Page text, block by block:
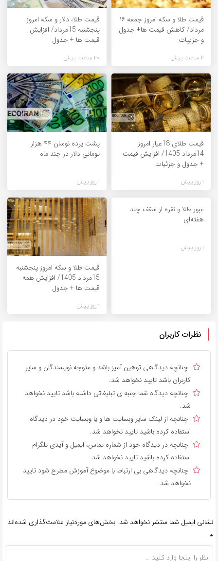
قیمت طلا و سکه امروز جمعه ۱۶
مرداد/ کاهش قیمت ها+ جدول
و جزییات
2 ساعت پیش
قیمت طلا، دلار و سکه امروز
پنجشنبه 15مرداد/ افزایش
قیمت ها + جدول
20 ساعت پیش
قیمت طلای 18عیار امروز
14مرداد 1405/ افزایش قیمت
+ جدول و جزئیات
1 روز پیش
پشت پرده نوسان ۴۴ هزار
تومانی دلار در چند ماه
1 روز پیش
عبور طلا و نقره از سقف چند
هفته‌ای
1 روز پیش
قیمت طلا و سکه امروز پنجشنبه
15مرداد 1405/ افزایش همه
قیمت ها + جدول
1 روز پیش
نظرات کاربران
چنانچه دیدگاهی توهین آمیز باشد و متوجه نویسندگان و سایر
کاربران باشد تایید نخواهد شد.
چنانچه دیدگاه شما جنبه ی تبلیغاتی داشته باشد تایید نخواهد
شد.
چنانچه از لینک سایر وبسایت ها و یا وبسایت خود در دیدگاه
استفاده کرده باشید تایید نخواهد شد.
چنانچه در دیدگاه خود از شماره تماس، ایمیل و آیدی تلگرام
استفاده کرده باشید تایید نخواهد شد.
چنانچه دیدگاهی بی ارتباط با موضوع آموزش مطرح شود تایید
نخواهد شد.
نشانی ایمیل شما منتشر نخواهد شد. بخش‌های موردنیاز علامت‌گذاری شده‌اند
*